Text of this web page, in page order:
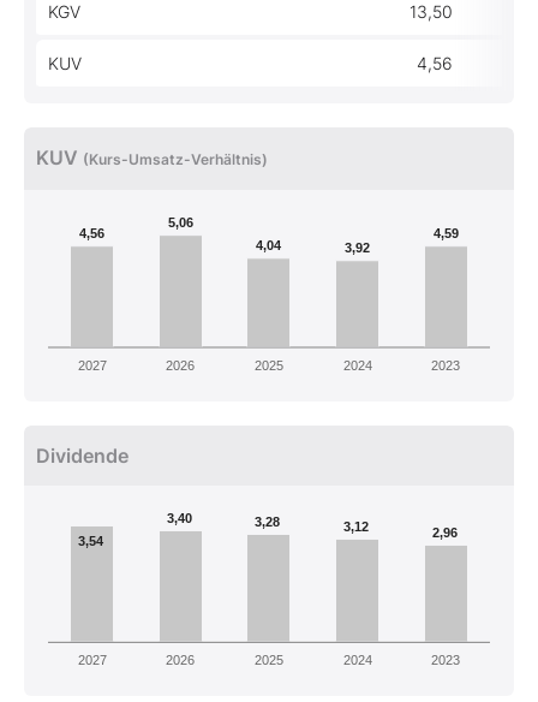
KGV 13,50
KUV 4,56
KUV (Kurs-Umsatz-Verhältnis)
4,56
5,06
4,04
3,92
4,59
2027 2026 2025 2024 2023
Dividende
3,54
3,40 3,28 3,12 2,96
2027 2026 2025 2024 2023